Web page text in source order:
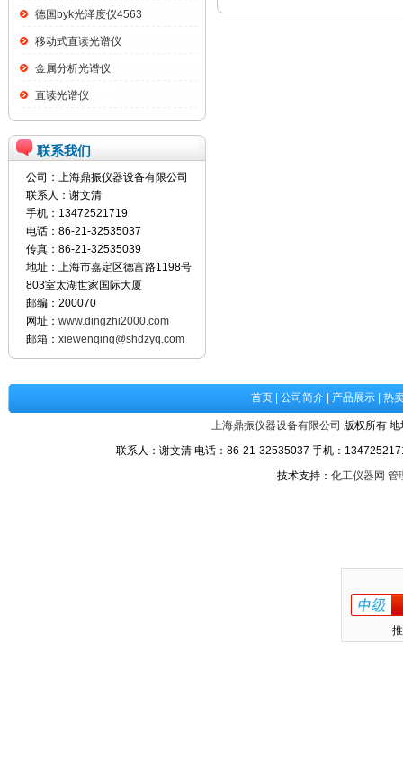
德国byk光泽度仪4563
移动式直读光谱仪
金属分析光谱仪
直读光谱仪
联系我们
公司：上海鼎振仪器设备有限公司
联系人：谢文清
手机：13472521719
电话：86-21-32535037
传真：86-21-32535039
地址：上海市嘉定区德富路1198号
803室太湖世家国际大厦
邮编：200070
网址： www.dingzhi2000.com
邮箱： xiewenqing@shdzyq.com
首页| 公司简介| 产品展示| 热
上海鼎振仪器设备有限公司 版权所有
联系人：谢文清 电话：86-21-32535037 手机：
技术支持： 化工仪器网 管